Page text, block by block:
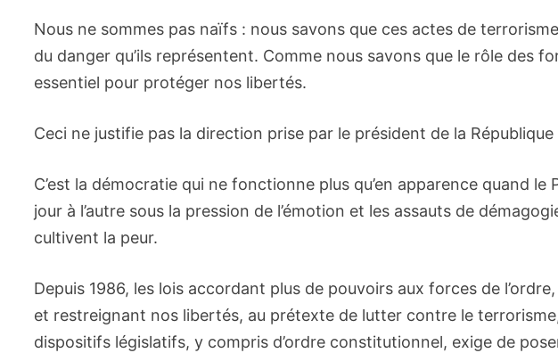
Nous ne sommes pas naïfs : nous savons que ces actes de
du danger qu’ils représentent. Comme nous savons que le rôle des
essentiel pour protéger nos libertés.
Ceci ne justifie pas la direction prise par le président de la
C’est la démocratie qui ne fonctionne plus qu’en apparence quand le
jour à l’autre sous la pression de l’émotion et les assauts de
cultivent la peur.
Depuis 1986, les lois accordant plus de pouvoirs aux forces de
et restreignant nos libertés, au prétexte de lutter contre le terrorisme,
dispositifs législatifs, y compris d’ordre constitutionnel, exige de